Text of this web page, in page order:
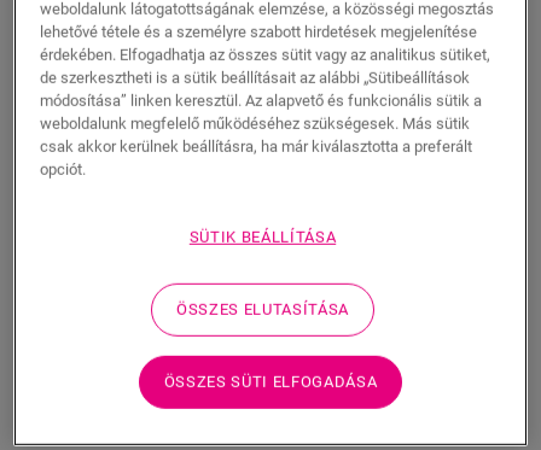
KERESÉS
Termékjellemzők
Ez az elasztikus, akrilalapú paszta ideális megoldás a
szegélylécek és a falak közötti rés feltöltésére. Tökéletes
profilokkal vagy csőtakarókkal megoldani. A paszta
passzoljon. Átlagosan egy tubusra van szükség 15
Műszaki információ
weboldalunk látogatottságának elemzése, a közösségi megosztás
lehetővé tétele és a személyre szabott hirdetések megjelenítése
érdekében. Elfogadhatja az összes sütit vagy az analitikus sütiket,
de szerkesztheti is a sütik beállításait az alábbi „Sütibeállítások
módosítása” linken keresztül. Az alapvető és funkcionális sütik a
weboldalunk megfelelő működéséhez szükségesek. Más sütik
csak akkor kerülnek beállításra, ha már kiválasztotta a preferált
opciót.
SÜTIK BEÁLLÍTÁSA
ÖSSZES ELUTASÍTÁSA
ÖSSZES SÜTI ELFOGADÁSA